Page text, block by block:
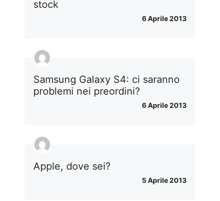
stock
6 Aprile 2013
Samsung Galaxy S4: ci saranno
problemi nei preordini?
6 Aprile 2013
Apple, dove sei?
5 Aprile 2013